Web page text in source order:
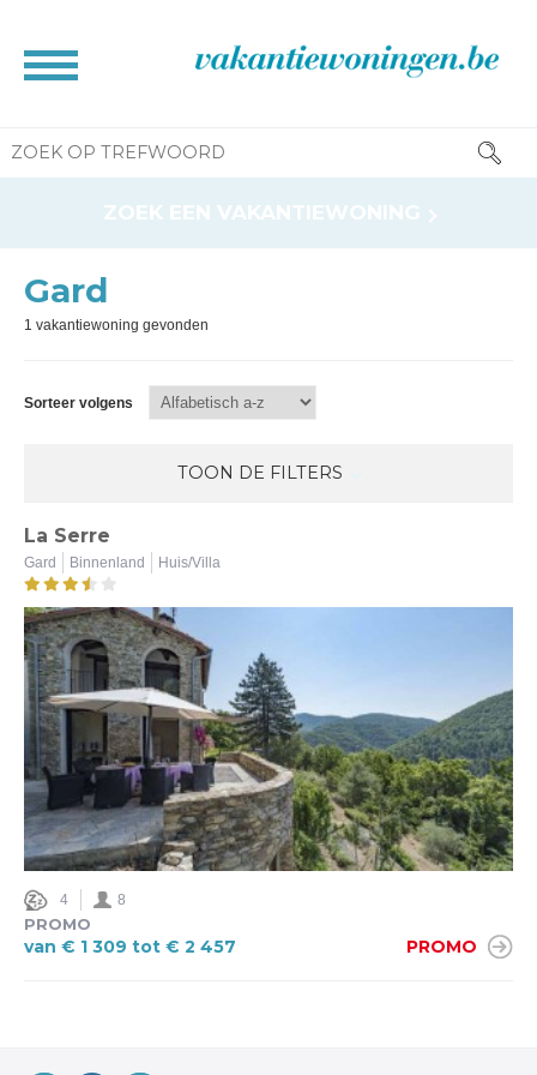
CONTACT
RESERVATIE INFO
NEWS
ZOEK EEN VAKANTIEWONING
Gard
1 vakantiewoning gevonden
Sorteer volgens
TOON DE FILTERS
Type logement
Huis/Villa (1)
Airco
Ja (4)
Nee (1)
La Serre
Gard Binnenland Huis/Villa
4 8
PROMO
van € 1 309 tot € 2 457 PROMO